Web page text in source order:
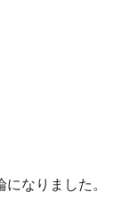
なりました。